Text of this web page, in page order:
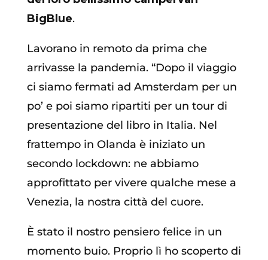
BigBlue.
Lavorano in remoto da prima che
arrivasse la pandemia. “Dopo il viaggio
ci siamo fermati ad Amsterdam per un
po’ e poi siamo ripartiti per un tour di
presentazione del libro in Italia. Nel
frattempo in Olanda è iniziato un
secondo lockdown: ne abbiamo
approfittato per vivere qualche mese a
Venezia, la nostra città del cuore.
È stato il nostro pensiero felice in un
momento buio. Proprio lì ho scoperto di